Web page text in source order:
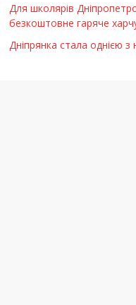
Для школярів
безкоштовне гаряче
Дніпрянка стала однією з